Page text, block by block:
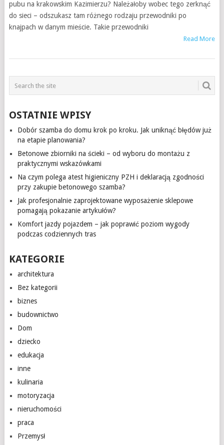
pubu na krakowskim Kazimierzu? Należałoby wobec tego zerknąć
do sieci – odszukasz tam różnego rodzaju przewodniki po
knajpach w danym mieście. Takie przewodniki
Read More
OSTATNIE WPISY
Dobór szamba do domu krok po kroku. Jak uniknąć błędów już
na etapie planowania?
Betonowe zbiorniki na ścieki – od wyboru do montażu z
praktycznymi wskazówkami
Na czym polega atest higieniczny PZH i deklaracją zgodności
przy zakupie betonowego szamba?
Jak profesjonalnie zaprojektowane wyposażenie sklepowe
pomagają pokazanie artykułów?
Komfort jazdy pojazdem – jak poprawić poziom wygody
podczas codziennych tras
KATEGORIE
architektura
Bez kategorii
biznes
budownictwo
Dom
dziecko
edukacja
inne
kulinaria
motoryzacja
nieruchomości
praca
Przemysł